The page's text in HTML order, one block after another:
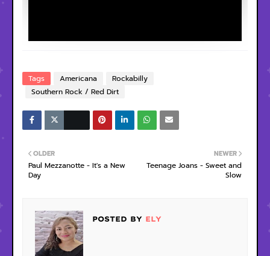
Tags Americana
Rockabilly
Southern Rock / Red Dirt
NEWER
Teenage Joans - Sweet and
Slow
OLDER
Paul Mezzanotte - It's a New
Day
POSTED BY ELY